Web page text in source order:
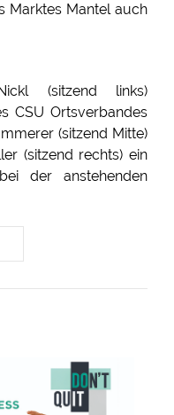
Marktes Mantel auch
(sitzend links)
CSU Ortsverbandes
(sitzend Mitte)
(sitzend rechts) ein
der anstehenden